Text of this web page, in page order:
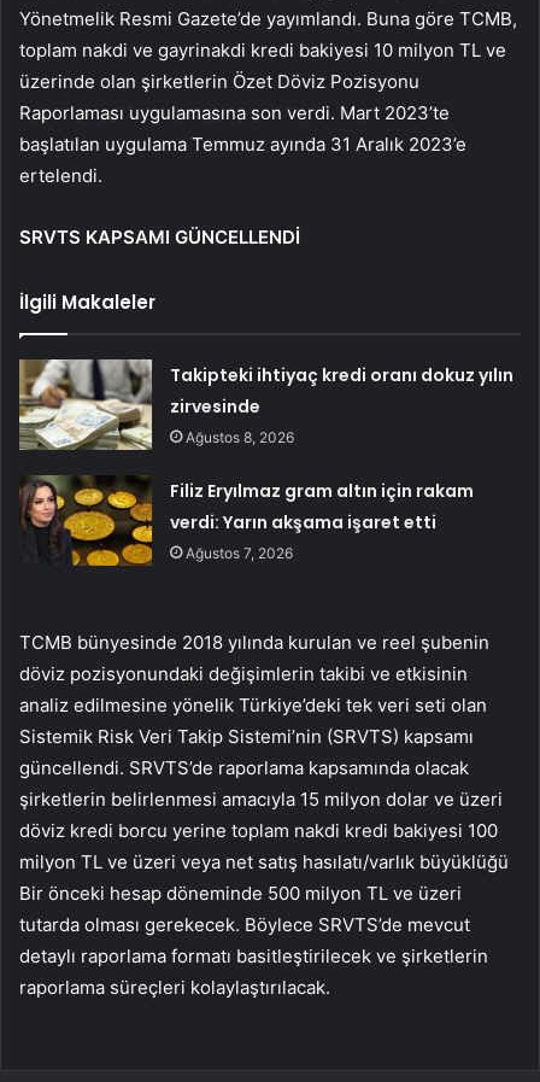
Yönetmelik Resmi Gazete’de yayımlandı. Buna göre TCMB,
toplam nakdi ve gayrinakdi kredi bakiyesi 10 milyon TL ve
üzerinde olan şirketlerin Özet Döviz Pozisyonu
Raporlaması uygulamasına son verdi. Mart 2023’te
başlatılan uygulama Temmuz ayında 31 Aralık 2023’e
ertelendi.
SRVTS KAPSAMI GÜNCELLENDİ
İlgili Makaleler
Takipteki ihtiyaç kredi oranı dokuz yılın
zirvesinde
Ağustos 8, 2026
Filiz Eryılmaz gram altın için rakam
verdi: Yarın akşama işaret etti
Ağustos 7, 2026
TCMB bünyesinde 2018 yılında kurulan ve reel şubenin
döviz pozisyonundaki değişimlerin takibi ve etkisinin
analiz edilmesine yönelik Türkiye’deki tek veri seti olan
Sistemik Risk Veri Takip Sistemi’nin (SRVTS) kapsamı
güncellendi. SRVTS’de raporlama kapsamında olacak
şirketlerin belirlenmesi amacıyla 15 milyon dolar ve üzeri
döviz kredi borcu yerine toplam nakdi kredi bakiyesi 100
milyon TL ve üzeri veya net satış hasılatı/varlık büyüklüğü
Bir önceki hesap döneminde 500 milyon TL ve üzeri
tutarda olması gerekecek. Böylece SRVTS’de mevcut
detaylı raporlama formatı basitleştirilecek ve şirketlerin
raporlama süreçleri kolaylaştırılacak.